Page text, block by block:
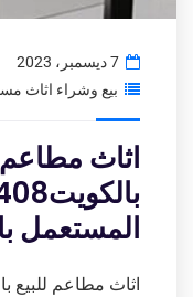
7 ديسمبر، 2023
بيع وشراء اثاث
اثاث مطاعم
المستعمل
اثاث مطاعم للبيع